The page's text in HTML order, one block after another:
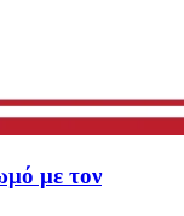
με τον